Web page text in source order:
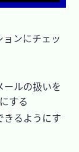
ンにチェッ
ルの扱いを
する
るようにす